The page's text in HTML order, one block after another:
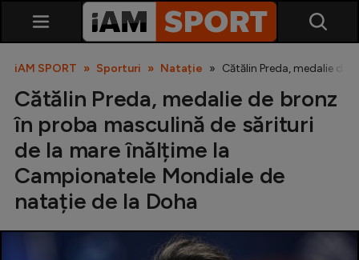
SuperLiga
iAM SPORT Sporturi Natație Cătălin Preda, medalie de
Cătălin Preda, medalie de bronz
în proba masculină de sărituri
de la mare înălțime la
Campionatele Mondiale de
natație de la Doha